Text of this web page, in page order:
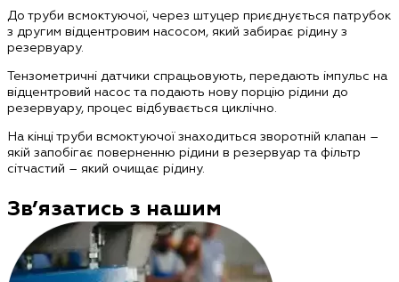
До труби всмоктуючої, через штуцер приєднується патрубок
з другим відцентровим насосом, який забирає рідину з
резервуару.
Тензометричні датчики спрацьовують, передають імпульс на
відцентровий насос та подають нову порцію рідини до
резервуару, процес відбувається циклічно.
На кінці труби всмоктуючої знаходиться зворотній клапан –
якій запобігає поверненню рідини в резервуар та фільтр
сітчастий – який очищає рідину.
Зв’язатись з нашим